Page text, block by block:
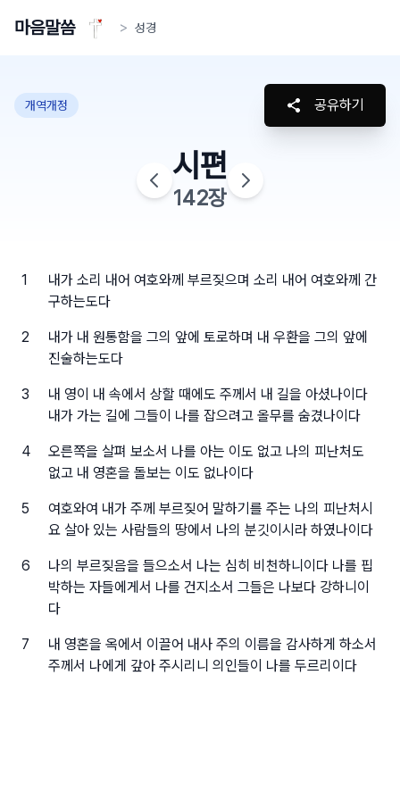
마음말씀 > 성경
개역개정 공유하기
시편
142장
1
내가 소리 내어 여호와께 부르짖으며 소리 내어 여호와께 간
구하는도다
2
내가 내 원통함을 그의 앞에 토로하며 내 우환을 그의 앞에
진술하는도다
3
내 영이 내 속에서 상할 때에도 주께서 내 길을 아셨나이다
내가 가는 길에 그들이 나를 잡으려고 올무를 숨겼나이다
4
오른쪽을 살펴 보소서 나를 아는 이도 없고 나의 피난처도
없고 내 영혼을 돌보는 이도 없나이다
5
여호와여 내가 주께 부르짖어 말하기를 주는 나의 피난처시
요 살아 있는 사람들의 땅에서 나의 분깃이시라 하였나이다
6
나의 부르짖음을 들으소서 나는 심히 비천하니이다 나를 핍
박하는 자들에게서 나를 건지소서 그들은 나보다 강하니이
다
7
내 영혼을 옥에서 이끌어 내사 주의 이름을 감사하게 하소서
주께서 나에게 갚아 주시리니 의인들이 나를 두르리이다